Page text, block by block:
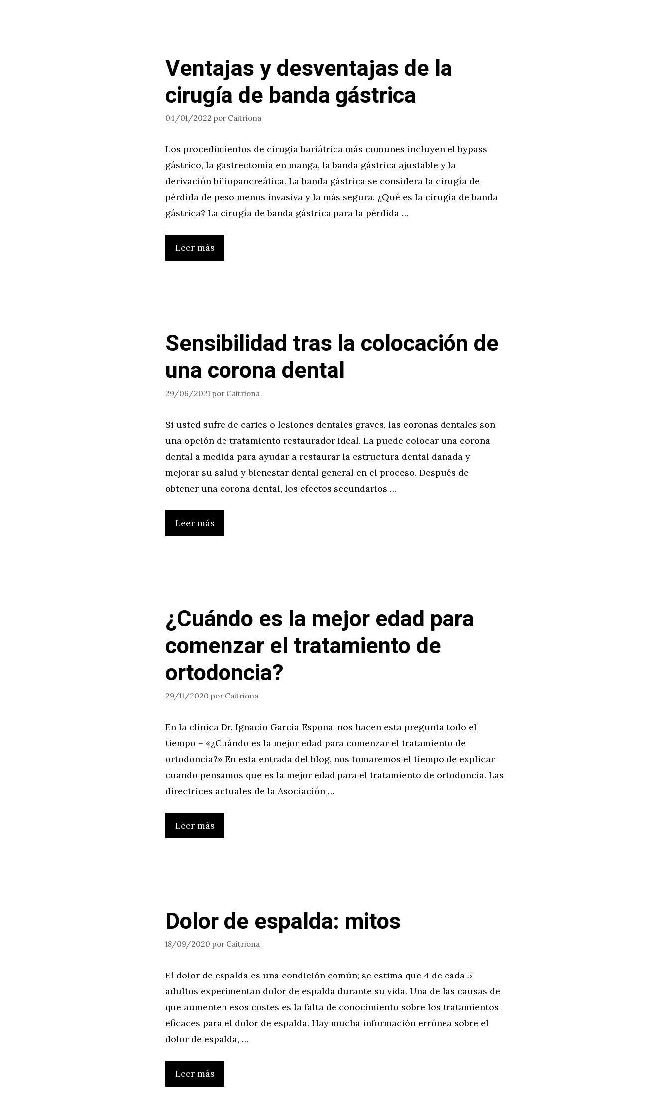
Ventajas y desventajas de la
cirugía de banda gástrica
04/01/2022 por Caitriona
Los procedimientos de cirugía bariátrica más comunes incluyen el bypass
gástrico, la gastrectomía en manga, la banda gástrica ajustable y la
derivación biliopancreática. La banda gástrica se considera la cirugía de
pérdida de peso menos invasiva y la más segura. ¿Qué es la cirugía de banda
gástrica? La cirugía de banda gástrica para la pérdida …
Leer más
Sensibilidad tras la colocación de
una corona dental
29/06/2021 por Caitriona
Si usted sufre de caries o lesiones dentales graves, las coronas dentales son
una opción de tratamiento restaurador ideal. La puede colocar una corona
dental a medida para ayudar a restaurar la estructura dental dañada y
mejorar su salud y bienestar dental general en el proceso. Después de
obtener una corona dental, los efectos secundarios …
Leer más
¿Cuándo es la mejor edad para
comenzar el tratamiento de
ortodoncia?
29/11/2020 por Caitriona
En la clínica Dr. Ignacio García Espona, nos hacen esta pregunta todo el
tiempo – «¿Cuándo es la mejor edad para comenzar el tratamiento de
ortodoncia?» En esta entrada del blog, nos tomaremos el tiempo de explicar
cuando pensamos que es la mejor edad para el tratamiento de ortodoncia. Las
directrices actuales de la Asociación …
Leer más
Dolor de espalda: mitos
18/09/2020 por Caitriona
El dolor de espalda es una condición común; se estima que 4 de cada 5
adultos experimentan dolor de espalda durante su vida. Una de las causas de
que aumenten esos costes es la falta de conocimiento sobre los tratamientos
eficaces para el dolor de espalda. Hay mucha información errónea sobre el
dolor de espalda, …
Leer más